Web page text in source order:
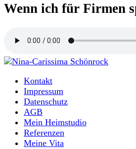
Wenn ich für Firmen
Nina-Carissima
Moderatorin und Sprecherin
Kontakt
Impressum
Datenschutz
AGB
Mein Heimstudio
Referenzen
Meine Vita